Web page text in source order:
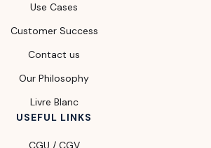
Use Cases
Customer Success
Contact us
Our Philosophy
Livre Blanc
USEFUL LINKS
CGU / CGV